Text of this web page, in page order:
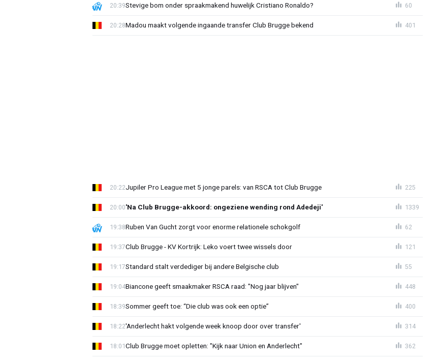
Stevige bom onder spraakmakend huwelijk Cristiano Ronaldo?
20:39 60
Madou maakt volgende ingaande transfer Club Brugge bekend
20:28 401
Jupiler Pro League met 5 jonge parels: van RSCA tot Club Brugge
20:22 225
'Na Club Brugge-akkoord: ongeziene wending rond Adedeji'
20:00 1339
Ruben Van Gucht zorgt voor enorme relationele schokgolf
19:38 62
Club Brugge - KV Kortrijk: Leko voert twee wissels door
19:37 121
Standard stalt verdediger bij andere Belgische club
19:17 55
Biancone geeft smaakmaker RSCA raad: "Nog jaar blijven"
19:04 448
Sommer geeft toe: “Die club was ook een optie”
18:39 400
'Anderlecht hakt volgende week knoop door over transfer'
18:22 314
Club Brugge moet opletten: "Kijk naar Union en Anderlecht"
18:01 362